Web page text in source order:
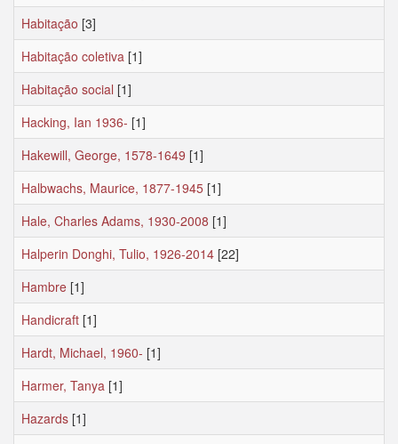
Habitação [3]
Habitação coletiva [1]
Habitação social [1]
Hacking, Ian 1936- [1]
Hakewill, George, 1578-1649 [1]
Halbwachs, Maurice, 1877-1945 [1]
Hale, Charles Adams, 1930-2008 [1]
Halperin Donghi, Tulio, 1926-2014 [22]
Hambre [1]
Handicraft [1]
Hardt, Michael, 1960- [1]
Harmer, Tanya [1]
Hazards [1]